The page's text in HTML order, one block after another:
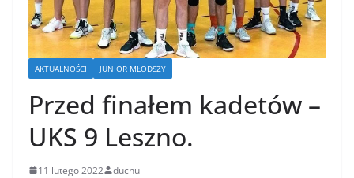
AKTUALNOŚCI JUNIOR MŁODSZY
Przed finałem kadetów –
UKS 9 Leszno.
11 lutego 2022 duchu